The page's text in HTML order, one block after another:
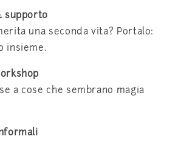
supporto
una seconda vita? Portalo:
insieme.
a cose che sembrano magia